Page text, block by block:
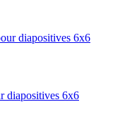
diapositives 6x6